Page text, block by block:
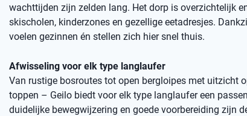
wachttijden zijn zelden lang. Het dorp is overzichtelijk
skischolen, kinderzones en gezellige eetadresjes.
voelen gezinnen én stellen zich hier snel thuis.
Afwisseling voor elk type langlaufer
Van rustige bosroutes tot open bergloipes met uitzicht
toppen – Geilo biedt voor elk type langlaufer een
duidelijke bewegwijzering en goede voorbereiding zijn